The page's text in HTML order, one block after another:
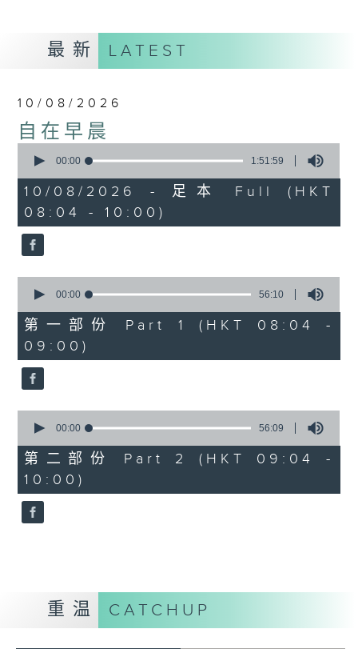
最新 LATEST
10/08/2026
自在早晨
seconds
1
hour,
51
minutes,
59
seconds
00:00 1:51:59
10/08/2026 - 足本 Full (HKT
08:04 - 10:00)
seconds
56
minutes,
10
seconds
00:00 56:10
第一部份 Part 1 (HKT 08:04 -
09:00)
seconds
56
minutes,
9
seconds
00:00 56:09
第二部份 Part 2 (HKT 09:04 -
10:00)
重温 CATCHUP